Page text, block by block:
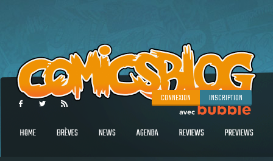
CONNEXION INSCRIPTION
HOME BRÈVES NEWS AGENDA REVIEWS PREVIEWS